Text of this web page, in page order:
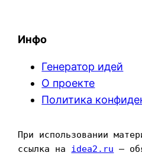
Инфо
Генератор идей
О проекте
Политика
При использовании
ссылка на idea2.ru —